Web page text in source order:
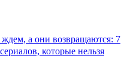
а они возвращаются: 7
которые нельзя